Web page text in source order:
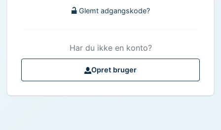
Glemt adgangskode?
Har du ikke en konto?
Opret bruger